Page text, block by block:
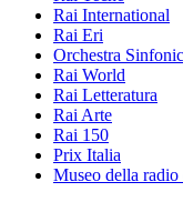
Rai International
Rai Eri
Orchestra
Rai World
Rai Letteratura
Rai Arte
Rai 150
Prix Italia
Museo della